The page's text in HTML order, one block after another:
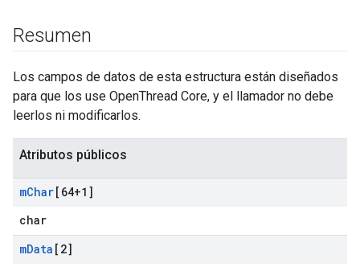
Resumen
Los campos de datos de esta estructura están diseñados
para que los use OpenThread Core, y el llamador no debe
leerlos ni modificarlos.
Atributos públicos
mChar[64+1]
char
mData [2]